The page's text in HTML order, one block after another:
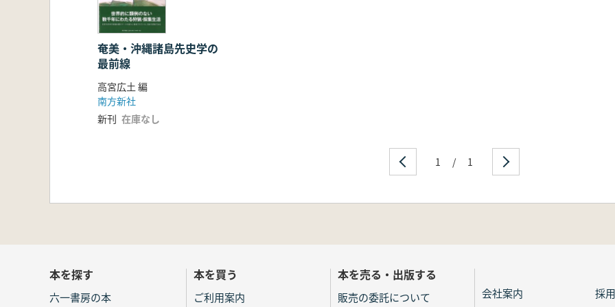
奄美・沖縄諸島先史学の
最前線
高宮広土 編
南方新社
新刊 在庫なし
1 / 1
本を探す
六一書房の本
本を買う
ご利用案内
本を売る・出版する
販売の委託について 会社案内 採